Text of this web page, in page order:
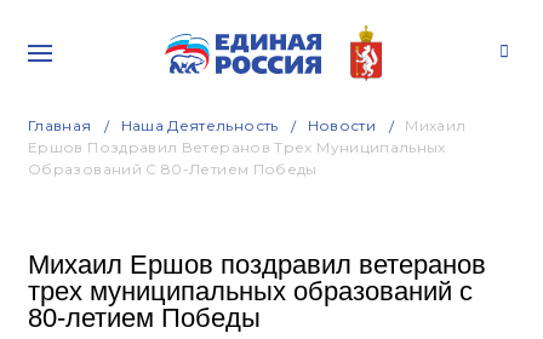
Главная Наша Деятельность Новости
Михаил
Ершов Поздравил Ветеранов Трех Муниципальных
Образований С 80-Летием Победы
Михаил Ершов поздравил ветеранов
трех муниципальных образований с
80-летием Победы